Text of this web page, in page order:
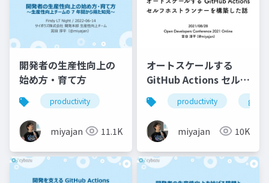
開発者の生産性向上の
始め方・育て方
productivity
miyajan 11.1K
オートスケールする
GitHub Actions セルフ
ホストランナーを構築
した話
productivity github
miyajan 10K